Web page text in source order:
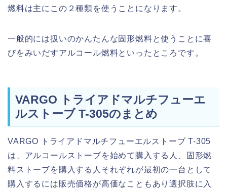
燃料は主にこの２種類を使うことになります。
一般的には扱いのかんたんな固形燃料と使うことに喜
びをみいだすアルコール燃料といったところです。
VARGO トライアドマルチフューエ
ルストーブ T-305のまとめ
VARGO トライアドマルチフューエルストーブ T-305
は、アルコールストーブを始めて購入する人、固形燃
料ストーブを購入する人それぞれが最初の一台として
購入するには販売価格が高価なこともあり選択肢に入